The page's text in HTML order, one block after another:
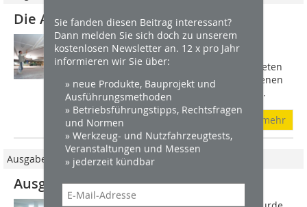
Sie fanden diesen Beitrag interessant?
Dann melden Sie sich doch zu unserem
kostenlosen Newsletter an. 12 x pro Jahr
informieren wir Sie über:
» neue Produkte, Bauprojekt und
Ausführungsmethoden
» Betriebsführungstipps, Rechtsfragen
und Normen
» Werkzeug- und Nutzfahrzeugtests,
Veranstaltungen und Messen
» jederzeit kündbar
Die Augen der Mall
Das Büro Allmann Sattler Wappner
Architekten strukturierte den langen
Gebäuderiegel innen mit drei gerundeten
Mall-Augen: In großzügig geschwungenen
Kurven reihen sich die zur zentralen...
mehr
Ausgabe 04/2010
Ausgezeichneter Trockenbau